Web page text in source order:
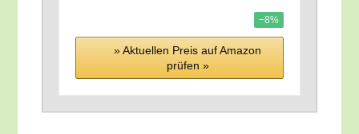
−8%
» Aktu­el­len Preis auf Ama­zon
prü­fen »